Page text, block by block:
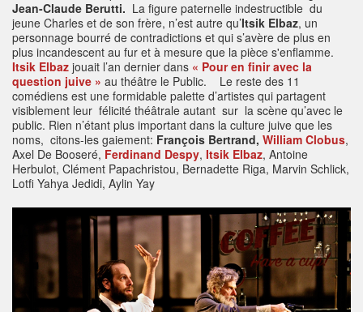
Jean-Claude Berutti. La figure paternelle indestructible du
jeune Charles et de son frère, n’est autre qu’Itsik Elbaz, un
personnage bourré de contradictions et qui s’avère de plus en
plus incandescent au fur et à mesure que la pièce s'enflamme.
Itsik Elbaz jouait l’an dernier dans « Pour en finir avec la
question juive » au théâtre le Public. Le reste des 11
comédiens est une formidable palette d’artistes qui partagent
visiblement leur félicité théâtrale autant sur la scène qu’avec le
public. Rien n’étant plus important dans la culture juive que les
noms, citons-les gaiement: François Bertrand, William Clobus,
Axel De Booseré, Ferdinand Despy, Itsik Elbaz, Antoine
Herbulot, Clément Papachristou, Bernadette Riga, Marvin Schlick,
Lotfi Yahya Jedidi, Aylin Yay